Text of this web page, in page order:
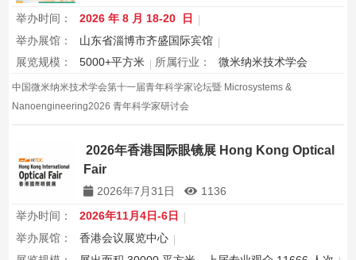
举办时间：
2026 年 8 月 18-20 日
举办展馆：
山东省淄博市齐盛国际宾馆
展览规模：
5000+平方米 所属行业： 微米纳米技术学会
中国微米纳米技术学会第十一届青年科学家论坛暨 Microsystems &
Nanoengineering2026 青年科学家研讨会
2026年香港国际眼镜展 Hong Kong Optical
Fair
2026年7月31日
1136
举办时间：
2026年11月4日-6日
举办展馆：
香港会议展览中心